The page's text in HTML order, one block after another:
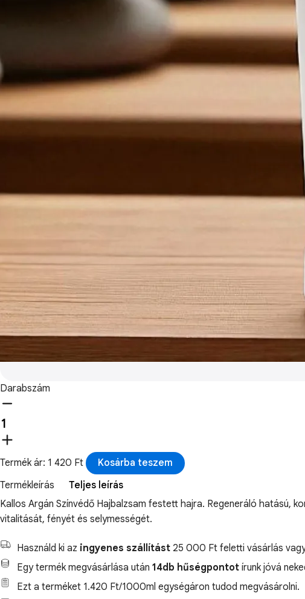
Darabszám
Termék ár: 1 420 Ft
Kosárba teszem
Termékleírás
Teljes leírás
Kallos Argán Színvédő Hajbalzsam festett hajra. Regeneráló hatású,
vitalitását, fényét és selymességét.
Használd ki az ingyenes szállítást 25 000 Ft feletti vásárlás
Egy termék megvásárlása után 14db hűségpontot írunk jóvá
Ezt a terméket 1.420 Ft/1000ml egységáron tudod megvásárolni.